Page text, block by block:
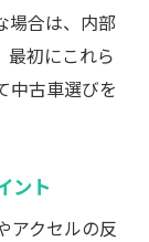
場合は、内部
最初にこれら
中古車選びを
ント
アクセルの反